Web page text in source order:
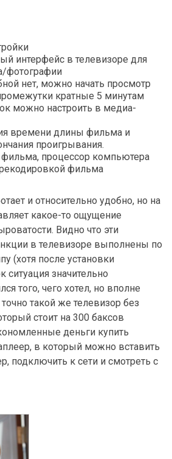
интерфейс в телевизоре для
фотографии
нет, можно начать просмотр
кратные 5 минутам
можно настроить в медиа-
времени длины фильма и
проигрывания.
процессор компьютера
фильма
и относительно удобно, но на
какое-то ощущение
Видно что эти
в телевизоре выполнены по
(хотя после установки
значительно
того, чего хотел, но вполне
такой же телевизор без
стоит на 300 баксов
деньги купить
в который можно вставить
подключить к сети и смотреть с